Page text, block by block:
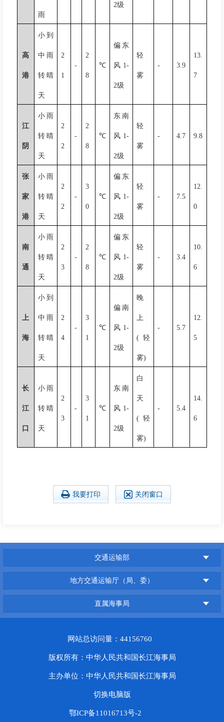
雨
2级
高
港
小到
中雨
转晴
天
2
1
-
2
8
℃
偏东
风 1-
2级
轻
雾
- 3.9
13.
7
江
阴
小雨
转晴
天
2
2
-
2
8
℃
东南
风 1-
2级
轻
雾
- 4.7 9.8
张
家
港
小雨
转晴
天
2
2
-
3
0
℃
偏东
风 1-
2级
轻
雾
- 7.5
12.
0
南
通
小雨
转晴
天
2
3
-
2
8
℃
偏东
风 1-
2级
轻
雾
- 3.4
10.
6
上
海
小到
中雨
转晴
天
2
4
-
3
1
℃
偏南
风 1-
2级
晚
上
(轻
雾)
- 5.7
12.
5
长
江
口
小雨
转晴
天
2
3
-
3
1
℃
东南
风 1-
2级
白
天
(轻
雾)
- 5.4
14.
6
我要打印 关闭窗口
交通运输部
地方交通运输厅（局、委）
直属海事局
网站总访问量：44156760
版权所有：中华人民共和国长江海事局
主办单位：中华人民共和国长江海事局
切换电脑版
鄂ICP备11016713号-2